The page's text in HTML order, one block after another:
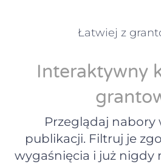
Łatwiej z
Interaktywny
Przeglądaj nabory
publikacji. Filtruj je
wygaśnięcia i już nigdy